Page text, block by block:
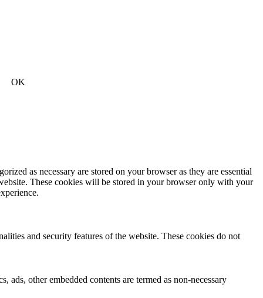
OK
as necessary are stored on your browser as they are essential
These cookies will be stored in your browser only with your
and security features of the website. These cookies do not
other embedded contents are termed as non-necessary